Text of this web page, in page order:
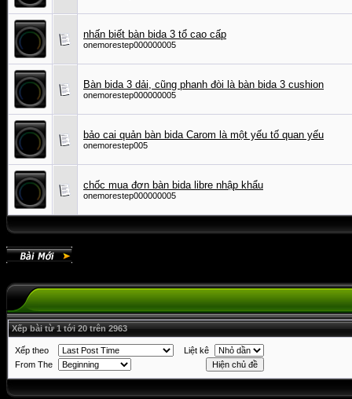
nhấn biết bàn bida 3 tổ cao cấp
onemorestep000000005
Bàn bida 3 dải, cũng phanh đòi là bàn bida 3 cushion
onemorestep000000005
bảo cai quản bàn bida Carom là một yếu tố quan yếu
onemorestep005
chốc mua đơn bàn bida libre nhập khẩu
onemorestep000000005
Xếp bài từ 1 tới 20 trên 2963
Xếp theo
Liệt kê
From The